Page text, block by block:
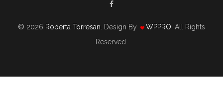
© 2026 Roberta Torresan . Design By WPPRO . All Rights
Reserved.